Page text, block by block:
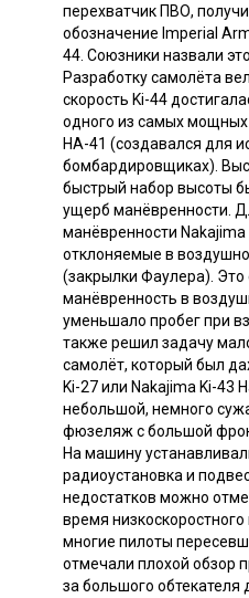
перехватчик ПВО,
обозначение Imperial
44. Союзники назвали
Разработку самолёта
скорость Ki-44
одного из самых мощных
HA-41 (создавался для
бомбардировщиках).
быстрый набор высоты
ущерб манёвренности.
манёвренности Nakajima
отклоняемые в
(закрылки Фаулера). Это
манёвренность в
уменьшало пробег при
также решил задачу
самолёт, который был
Ki-27 или Nakajima Ki-43
небольшой, немного
фюзеляж с большой
На машину
радиоустановка и
недостатков можно
время
многие пилоты
отмечали плохой обзор
за большого обтекателя